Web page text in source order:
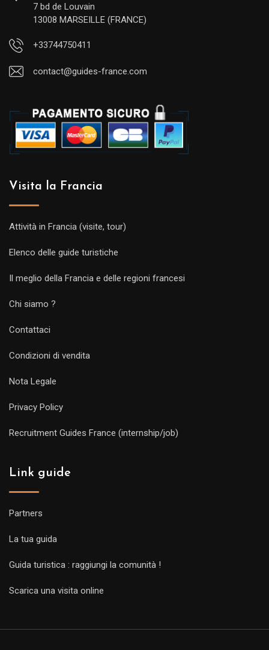
7 bd de Louvain
13008 MARSEILLE (FRANCE)
+33744750411
contact@guides-france.com
Visita la Francia
Attività in Francia (visite, tour)
Elenco delle guide turistiche
Il meglio della Francia e delle regioni francesi
Chi siamo ?
Contattaci
Condizioni di vendita
Nota Legale
Privacy Policy
Recruitment Guides France (internship/job)
Link guide
Partners
La tua guida
Guida turistica : raggiungi la comunità !
Scarica una visita online